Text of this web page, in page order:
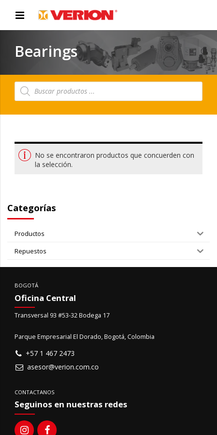
Bearings
Búsqueda
de
No se encontraron productos que concuerden con
la selección.
Categorías
Productos
Repuestos
BOGOTÁ
Oficina Central
Transversal 93 #53-32 Bodega 17
Parque Empresarial El Dorado, Bogotá, Colombia
+57 1 467 2473
asesor@verion.com.co
CONTACTANOS
Seguinos en nuestras redes